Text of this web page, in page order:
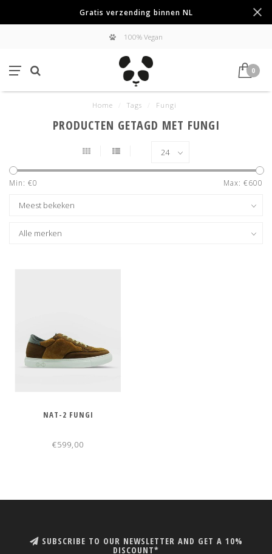
Gratis verzending binnen NL
100% Vegan
0
Home Tags Fungi
PRODUCTEN GETAGD MET FUNGI
Min: €0 Max: €600
NAT-2 FUNGI
€599,00
SUBSCRIBE TO OUR NEWSLETTER AND GET A 10%
DISCOUNT*